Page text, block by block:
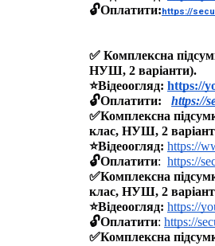
🔓Оплатити:https://
✅ Комплексна
НУШ, 2 варіанти).
⭐️Відеоогляд: https://
🔓Оплатити:
https://
✅Комплексна
клас, НУШ, 2
⭐️Відеоогляд: https://
🔓Оплатити: https://
✅Комплексна
клас, НУШ, 2
⭐️Відеоогляд: https://
🔓Оплатити: https://
✅Комплексна